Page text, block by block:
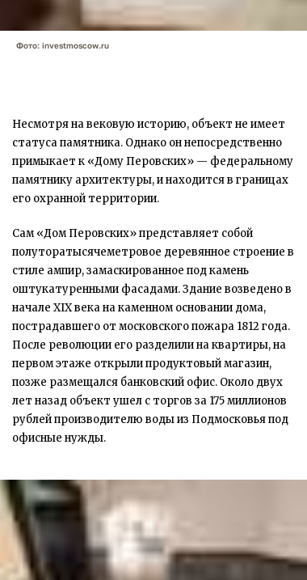
Фото: investmoscow.ru
Несмотря на вековую историю, объект не имеет
статуса памятника. Однако он непосредственно
примыкает к «Дому Перовских» — федеральному
памятнику архитектуры, и находится в границах
его охранной территории.
Сам «Дом Перовских» представляет собой
полуторатысячеметровое деревянное строение в
стиле ампир, замаскированное под камень
оштукатуренными фасадами. Здание возведено в
начале XIX века на каменном основании дома,
пострадавшего от московского пожара 1812 года.
После революции его разделили на квартиры, на
первом этаже открыли продуктовый магазин,
позже размещался банковский офис. Около двух
лет назад объект ушел с торгов за 175 миллионов
рублей производителю воды из Подмосковья под
офисные нужды.